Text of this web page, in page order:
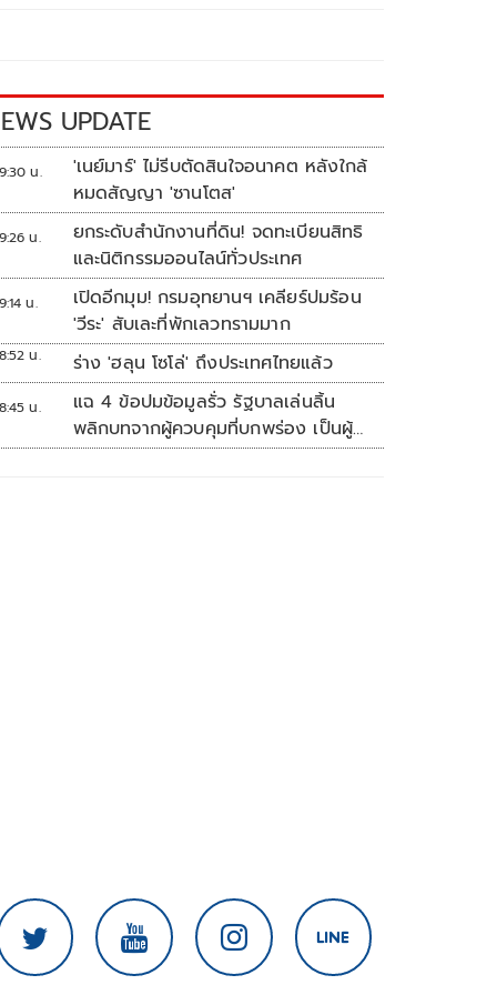
UPDATE
น.
'เนย์มาร์' ไม่รีบตัดสินใจอนาคต หลังใกล้
หมดสัญญา 'ซานโตส'
น.
ยกระดับสำนักงานที่ดิน! จดทะเบียนสิทธิ
และนิติกรรมออนไลน์ทั่วประเทศ
น.
เปิดอีกมุม! กรมอุทยานฯ เคลียร์ปมร้อน
'วีระ' สับเละที่พักเลวทรามมาก
น. ร่าง 'ฮลุน โซโล่' ถึงประเทศไทยแล้ว
น.
แฉ 4 ข้อปมข้อมูลรั่ว รัฐบาลเล่นลิ้น
พลิกบทจากผู้ควบคุมที่บกพร่อง เป็นผู้
เสียหายขู่ฟ้องคนเอาความจริงมาพูด